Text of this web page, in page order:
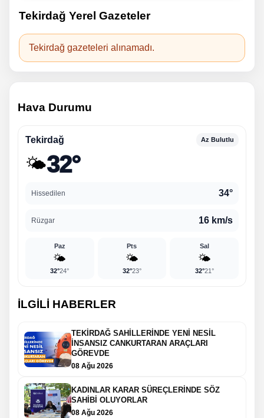
Tekirdağ Yerel Gazeteler
Tekirdağ gazeteleri alınamadı.
Hava Durumu
Tekirdağ Az Bulutlu
🌤️32°
Hissedilen 34°
Rüzgar 16 km/s
Paz
🌤️
32°24°
Pts
🌤️
32°23°
Sal
🌤️
32°21°
İLGİLİ HABERLER
TEKİRDAĞ SAHİLLERİNDE YENİ NESİL
İNSANSIZ CANKURTARAN ARAÇLARI
GÖREVDE
08 Ağu 2026
KADINLAR KARAR SÜREÇLERİNDE SÖZ
SAHİBİ OLUYORLAR
08 Ağu 2026